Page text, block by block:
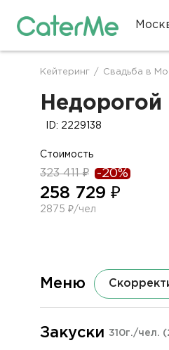
Строка
навигации
Кейтеринг / Свадьба в
ID: 2229138
Стоимость
323 411 ₽ -20%
258 729 ₽
2875 ₽/чел
Меню
Закуски 310г./чел.